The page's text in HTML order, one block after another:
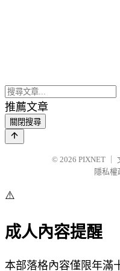
推薦文章
關閉搜尋
© 2026 PIXNET
隱私權
⚠️
成人內容提醒
本部落格內容僅限年滿